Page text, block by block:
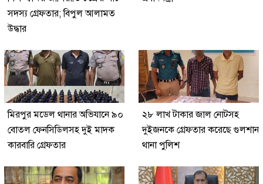
সদস্য গ্রেফতার; বিপুল আলামত
উদ্ধার
মিরপুর মডেল থানার অভিযানে ৯০
বোতল ফেনসিডিলসহ দুই মাদক
কারবারি গ্রেফতার
২৮ লাখ টাকার জাল নোটসহ
দুইজনকে গ্রেফতার করেছে গুলশান
থানা পুলিশ